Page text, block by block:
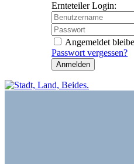
Ernteteiler Login:
Angemeldet
Passwort vergessen?
Anmelden